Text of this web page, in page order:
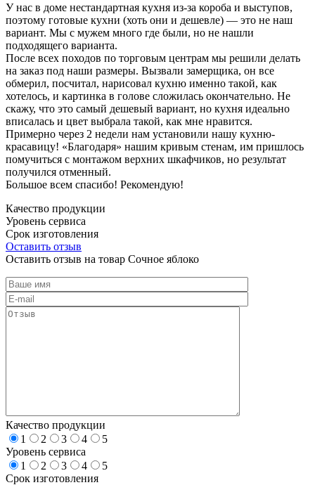
У нас в доме нестандартная кухня из-за короба и выступов,
поэтому готовые кухни (хоть они и дешевле) — это не наш
вариант. Мы с мужем много где были, но не нашли
подходящего варианта.
После всех походов по торговым центрам мы решили делать
на заказ под наши размеры. Вызвали замерщика, он все
обмерил, посчитал, нарисовал кухню именно такой, как
хотелось, и картинка в голове сложилась окончательно. Не
скажу, что это самый дешевый вариант, но кухня идеально
вписалась и цвет выбрала такой, как мне нравится.
Примерно через 2 недели нам установили нашу кухню-
красавицу! «Благодаря» нашим кривым стенам, им пришлось
помучиться с монтажом верхних шкафчиков, но результат
получился отменный.
Большое всем спасибо! Рекомендую!
Качество продукции
Уровень сервиса
Срок изготовления
Оставить отзыв
Оставить отзыв на товар Сочное яблоко
Качество продукции
1
2 3 4
5
Уровень сервиса
1
2 3 4
5
Срок изготовления